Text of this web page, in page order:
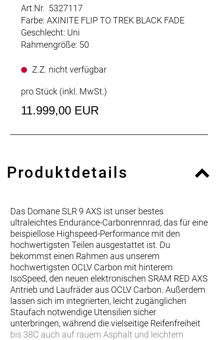
Art.Nr. 5327117
Farbe: AXINITE FLIP TO TREK BLACK FADE
Geschlecht: Uni
Rahmengröße: 50
Z.Z. nicht verfügbar
pro Stück (inkl. MwSt.)
11.999,00 EUR
Produktdetails
Das Domane SLR 9 AXS ist unser bestes
ultraleichtes Endurance-Carbonrennrad, das für eine
beispiellose Highspeed-Performance mit den
hochwertigsten Teilen ausgestattet ist. Du
bekommst einen Rahmen aus unserem
hochwertigsten OCLV Carbon mit hinterem
IsoSpeed, den neuen elektronischen SRAM RED AXS
Antrieb und Laufräder aus OCLV Carbon. Außerdem
lassen sich im integrierten, leicht zugänglichen
Staufach notwendige Utensilien sicher
unterbringen, während die vielseitige Reifenfreiheit
bis 38C auch auf rauem Asphalt und leichtem